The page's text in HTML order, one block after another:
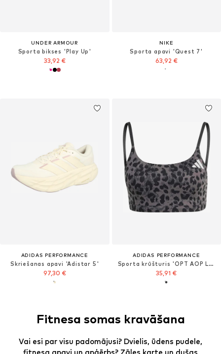
UNDER ARMOUR
Sporta bikses 'Play Up'
33,92 €
NIKE
Sporta apavi 'Quest 7'
63,92 €
ADIDAS PERFORMANCE
Skriešanas apavi 'Adistar 5'
97,30 €
ADIDAS PERFORMANCE
Sporta krūšturis 'OPT AOP LS BRA'
35,91 €
Fitnesa somas kravāšana
Vai esi par visu padomājusi? Dvielis, ūdens pudele,